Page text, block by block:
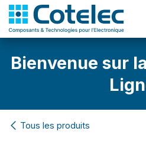
Bienvenue sur
Tous les produits